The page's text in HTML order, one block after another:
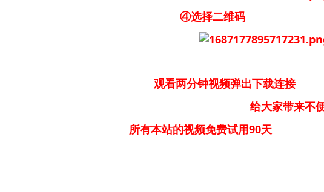
④选择二维码
观看两分钟视频弹出下载连接
给大家带来不便请大家
所有本站的视频免费试用90天